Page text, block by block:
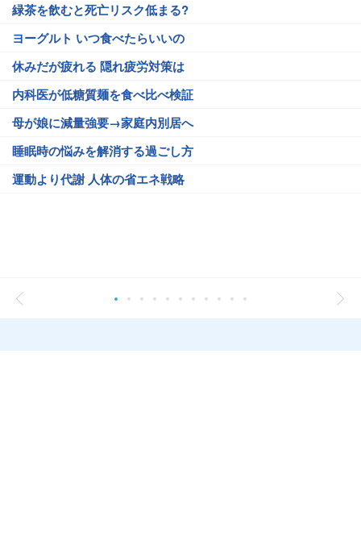
緑茶を飲むと死亡リスク低まる?
ヨーグルト いつ食べたらいいの
休みだが疲れる 隠れ疲労対策は
内科医が低糖質麺を食べ比べ検証
母が娘に減量強要→家庭内別居へ
睡眠時の悩みを解消する過ごし方
運動より代謝 人体の省エネ戦略